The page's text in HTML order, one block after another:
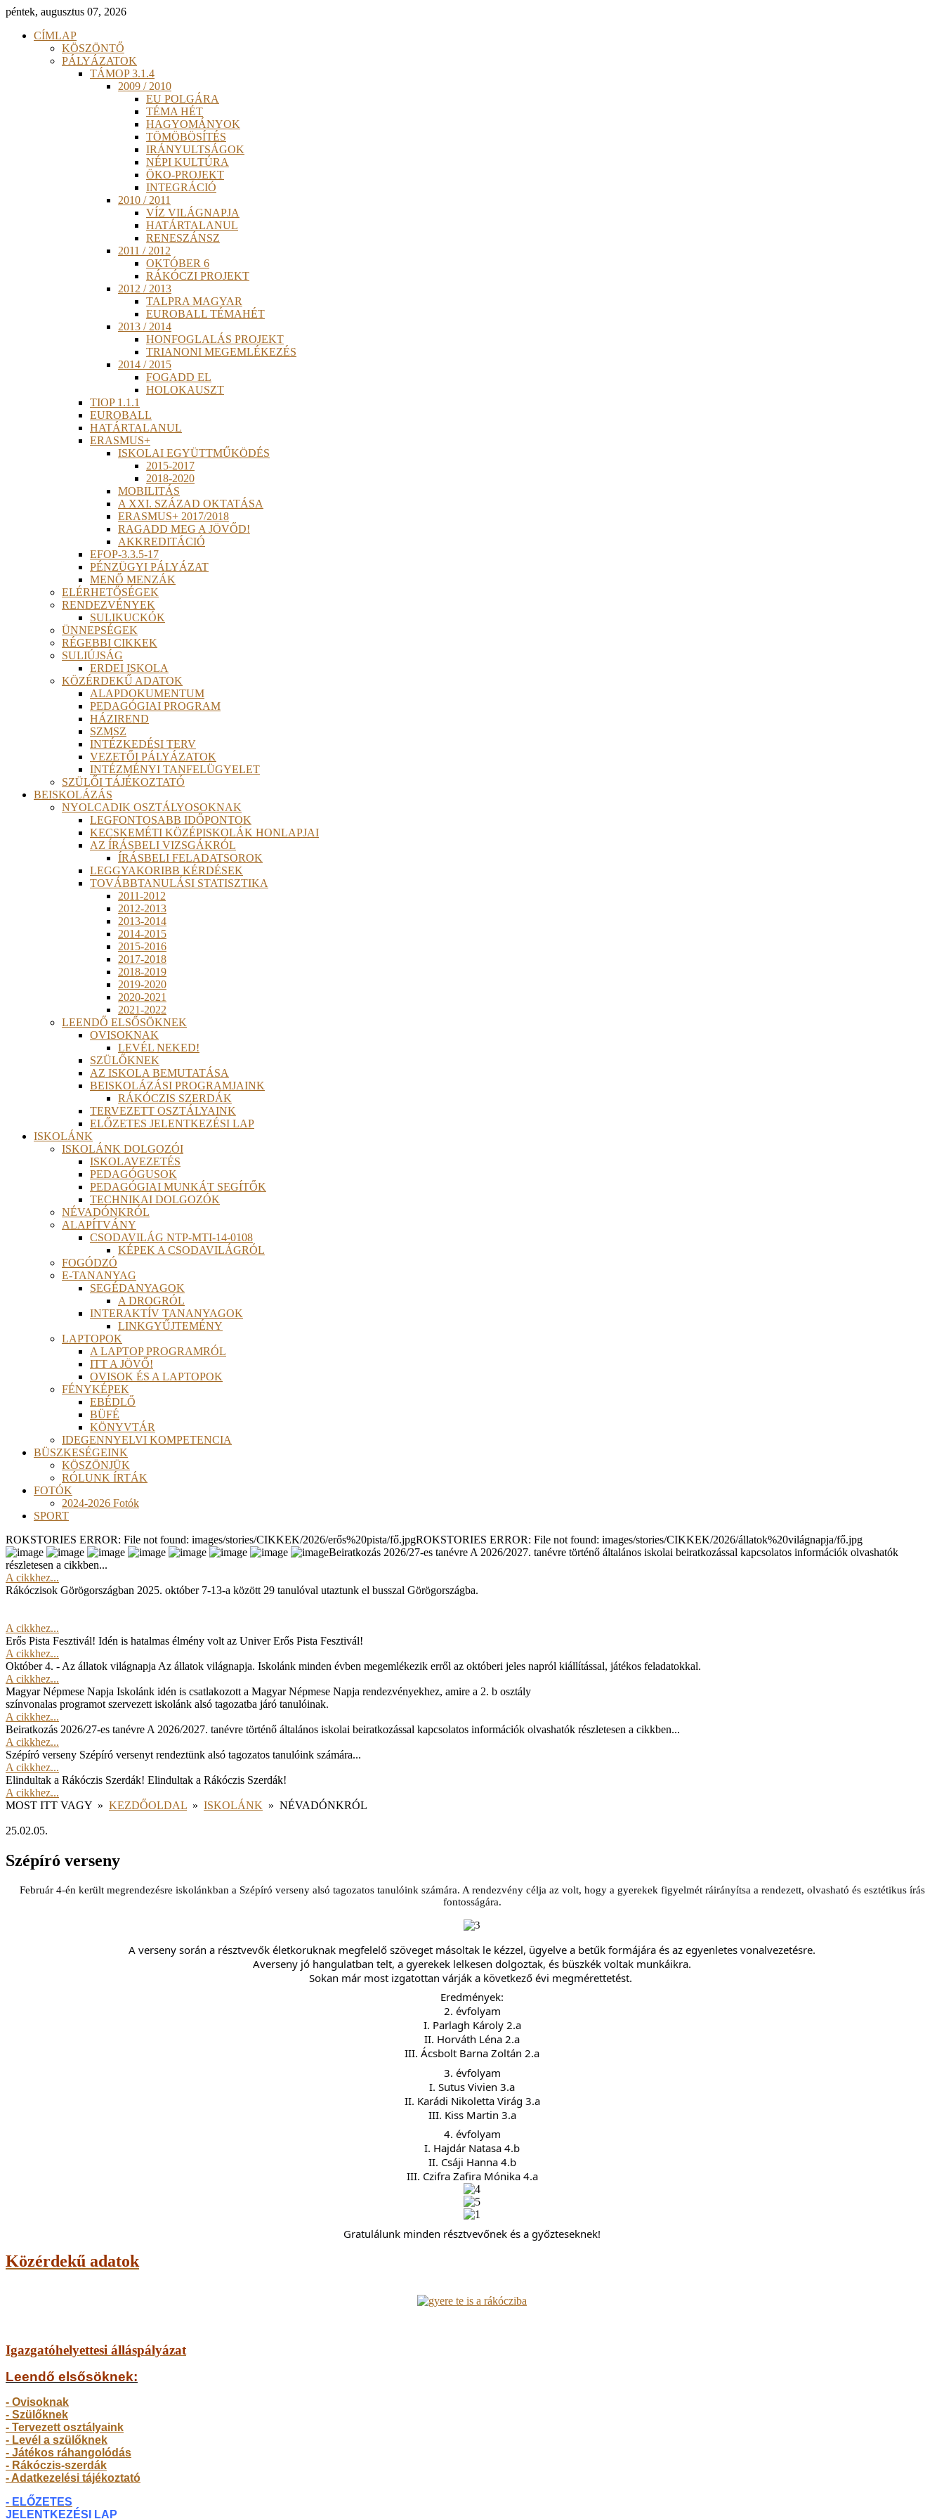
péntek, augusztus 07, 2026
CÍMLAP
KÖSZÖNTŐ
PÁLYÁZATOK
TÁMOP 3.1.4
2009 / 2010
EU POLGÁRA
TÉMA HÉT
HAGYOMÁNYOK
TÖMÖBÖSÍTÉS
IRÁNYULTSÁGOK
NÉPI KULTÚRA
ÖKO-PROJEKT
INTEGRÁCIÓ
2010 / 2011
VÍZ VILÁGNAPJA
HATÁRTALANUL
RENESZÁNSZ
2011 / 2012
OKTÓBER 6
RÁKÓCZI PROJEKT
2012 / 2013
TALPRA MAGYAR
EUROBALL TÉMAHÉT
2013 / 2014
HONFOGLALÁS PROJEKT
TRIANONI MEGEMLÉKEZÉS
2014 / 2015
FOGADD EL
HOLOKAUSZT
TIOP 1.1.1
EUROBALL
HATÁRTALANUL
ERASMUS+
ISKOLAI EGYÜTTMŰKÖDÉS
2015-2017
2018-2020
MOBILITÁS
A XXI. SZÁZAD OKTATÁSA
ERASMUS+ 2017/2018
RAGADD MEG A JÖVŐD!
AKKREDITÁCIÓ
EFOP-3.3.5-17
PÉNZÜGYI PÁLYÁZAT
MENŐ MENZÁK
ELÉRHETŐSÉGEK
RENDEZVÉNYEK
SULIKUCKÓK
ÜNNEPSÉGEK
RÉGEBBI CIKKEK
SULIÚJSÁG
ERDEI ISKOLA
KÖZÉRDEKŰ ADATOK
ALAPDOKUMENTUM
PEDAGÓGIAI PROGRAM
HÁZIREND
SZMSZ
INTÉZKEDÉSI TERV
VEZETŐI PÁLYÁZATOK
INTÉZMÉNYI TANFELÜGYELET
SZÜLŐI TÁJÉKOZTATÓ
BEISKOLÁZÁS
NYOLCADIK OSZTÁLYOSOKNAK
LEGFONTOSABB IDŐPONTOK
KECSKEMÉTI KÖZÉPISKOLÁK HONLAPJAI
AZ ÍRÁSBELI VIZSGÁKRÓL
ÍRÁSBELI FELADATSOROK
LEGGYAKORIBB KÉRDÉSEK
TOVÁBBTANULÁSI STATISZTIKA
2011-2012
2012-2013
2013-2014
2014-2015
2015-2016
2017-2018
2018-2019
2019-2020
2020-2021
2021-2022
LEENDŐ ELSŐSÖKNEK
OVISOKNAK
LEVÉL NEKED!
SZÜLŐKNEK
AZ ISKOLA BEMUTATÁSA
BEISKOLÁZÁSI PROGRAMJAINK
RÁKÓCZIS SZERDÁK
TERVEZETT OSZTÁLYAINK
ELŐZETES JELENTKEZÉSI LAP
ISKOLÁNK
ISKOLÁNK DOLGOZÓI
ISKOLAVEZETÉS
PEDAGÓGUSOK
PEDAGÓGIAI MUNKÁT SEGÍTŐK
TECHNIKAI DOLGOZÓK
NÉVADÓNKRÓL
ALAPÍTVÁNY
CSODAVILÁG NTP-MTI-14-0108
KÉPEK A CSODAVILÁGRÓL
FOGÓDZÓ
E-TANANYAG
SEGÉDANYAGOK
A DROGRÓL
INTERAKTÍV TANANYAGOK
LINKGYŰJTEMÉNY
LAPTOPOK
A LAPTOP PROGRAMRÓL
ITT A JÖVŐ!
OVISOK ÉS A LAPTOPOK
FÉNYKÉPEK
EBÉDLŐ
BÜFÉ
KÖNYVTÁR
IDEGENNYELVI KOMPETENCIA
BÜSZKESÉGEINK
KÖSZÖNJÜK
RÓLUNK ÍRTÁK
FOTÓK
2024-2026 Fotók
SPORT
ROKSTORIES ERROR: File not found: images/stories/CIKKEK/2026/erős%20pista/fő.jpgROKSTORIES ERROR: File not found: images/stories/CIKKEK/2026/állatok%20világnapja/fő.jpg
Beiratkozás 2026/27-es tanévre A 2026/2027. tanévre történő általános iskolai beiratkozással kapcsolatos információk olvashatók
részletesen a cikkben...
A cikkhez...
Rákóczisok Görögországban 2025. október 7-13-a között 29 tanulóval utaztunk el busszal Görögországba.
A cikkhez...
Erős Pista Fesztivál! Idén is hatalmas élmény volt az Univer Erős Pista Fesztivál!
A cikkhez...
Október 4. - Az állatok világnapja Az állatok világnapja. Iskolánk minden évben megemlékezik erről az októberi jeles napról kiállítással, játékos feladatokkal.
A cikkhez...
Magyar Népmese Napja Iskolánk idén is csatlakozott a Magyar Népmese Napja rendezvényekhez, amire a 2. b osztály
színvonalas programot szervezett iskolánk alsó tagozatba járó tanulóinak.
A cikkhez...
Beiratkozás 2026/27-es tanévre A 2026/2027. tanévre történő általános iskolai beiratkozással kapcsolatos információk olvashatók részletesen a cikkben...
A cikkhez...
Szépíró verseny Szépíró versenyt rendeztünk alsó tagozatos tanulóink számára...
A cikkhez...
Elindultak a Rákóczis Szerdák! Elindultak a Rákóczis Szerdák!
A cikkhez...
MOST ITT VAGY » KEZDŐOLDAL » ISKOLÁNK » NÉVADÓNKRÓL
25.02.05.
Szépíró verseny
Február 4-én került megrendezésre iskolánkban a Szépíró verseny alsó tagozatos tanulóink számára. A rendezvény célja az volt, hogy a gyerekek figyelmét ráirányítsa a rendezett, olvasható és esztétikus írás
fontosságára.
A verseny során a résztvevők életkoruknak megfelelő szöveget másoltak le kézzel, ügyelve a betűk formájára és az egyenletes vonalvezetésre.
Averseny jó hangulatban telt, a gyerekek lelkesen dolgoztak, és büszkék voltak munkáikra.
Sokan már most izgatottan várják a következő évi megmérettetést.
Eredmények:
2. évfolyam
I. Parlagh Károly 2.a
II. Horváth Léna 2.a
III. Ácsbolt Barna Zoltán 2.a
3. évfolyam
I. Sutus Vivien 3.a
II. Karádi Nikoletta Virág 3.a
III. Kiss Martin 3.a
4. évfolyam
I. Hajdár Natasa 4.b
II. Csáji Hanna 4.b
III. Czifra Zafira Mónika 4.a
Gratulálunk minden résztvevőnek és a győzteseknek!
Közérdekű adatok
Igazgatóhelyettesi álláspályázat
Leendő elsősöknek:
- Ovisoknak
- Szülőknek
- Tervezett osztályaink
- Levél a szülőknek
- Játékos ráhangolódás
- Rákóczis-szerdák
- Adatkezelési tájékoztató
- ELŐZETES
JELENTKEZÉSI LAP